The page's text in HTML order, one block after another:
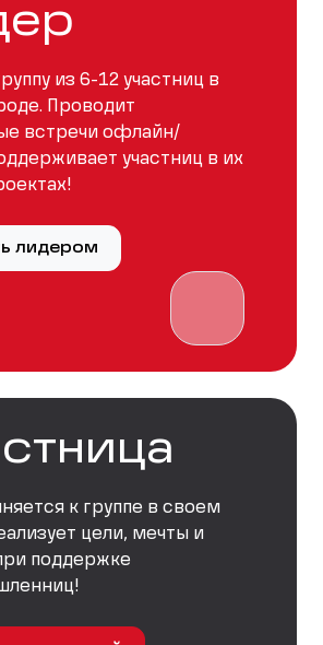
из 6-12 участниц в
Проводит
встречи офлайн/
участниц в их
лидером
к группе в своем
цели, мечты и
поддержке